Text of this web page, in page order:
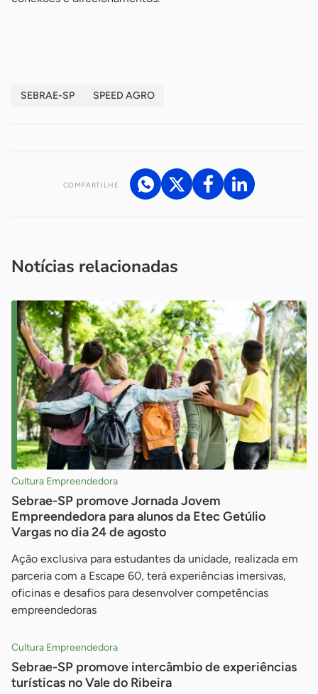
SEBRAE-SP SPEED AGRO
COMPARTILHE
Notícias relacionadas
Cultura Empreendedora
Sebrae-SP promove Jornada Jovem
Empreendedora para alunos da Etec Getúlio
Vargas no dia 24 de agosto
Ação exclusiva para estudantes da unidade, realizada em
parceria com a Escape 60, terá experiências imersivas,
oficinas e desafios para desenvolver competências
empreendedoras
Cultura Empreendedora
Sebrae-SP promove intercâmbio de experiências
turísticas no Vale do Ribeira